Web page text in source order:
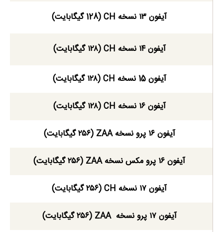
آیفون ۱۳ نسخه CH (128 گیگابایت)
آیفون ۱۴ نسخه CH (۱۲۸ گیگابایت)
آیفون 15 نسخه CH (۱۲۸ گیگابایت)
آیفون ۱۶ نسخه CH (۱۲۸ گیگابایت)
آیفون ۱۶ پرو نسخه ZAA (۲۵۶ گیگابایت)
آیفون ۱۶ پرو مکس نسخه ZAA (۲۵۶ گیگابایت)
آیفون ۱۷ نسخه CH (۲۵۶ گیگابایت)
آیفون ۱۷ پرو نسخه ZAA (۲۵۶ گیگابایت)